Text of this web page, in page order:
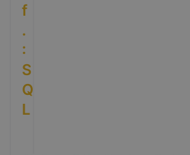
f
.
:
S
Q
L